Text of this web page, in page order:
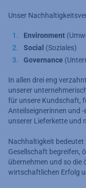
Unser
Environment
Social (Soziales)
Governance
In allen drei eng
unserer
für unsere Kundschaft,
Anteilseignerinnen und
unserer Lieferkette und
Nachhaltigkeit bedeutet
Gesellschaft begreifen,
übernehmen und so die
wirtschaftlichen Erfolg